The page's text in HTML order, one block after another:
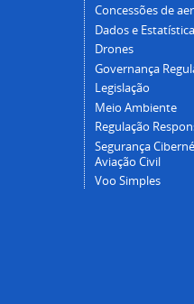
Concessões de
Dados e
Drones
Governança
Legislação
Meio Ambiente
Regulação
Segurança
Aviação Civil
Voo Simples